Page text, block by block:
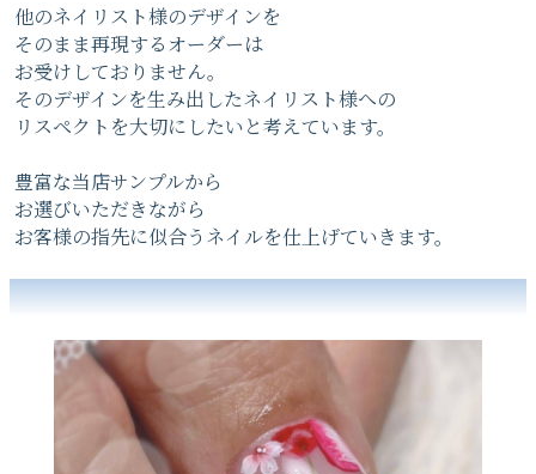
他のネイリスト様のデザインを
そのまま再現するオーダーは
お受けしておりません。
そのデザインを生み出したネイリスト様への
リスペクトを大切にしたいと考えています。
豊富な当店サンプルから
お選びいただきながら
お客様の指先に似合うネイルを仕上げていきます。